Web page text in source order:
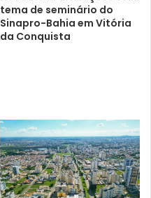
tema de seminário do
Sinapro-Bahia em Vitória
da Conquista